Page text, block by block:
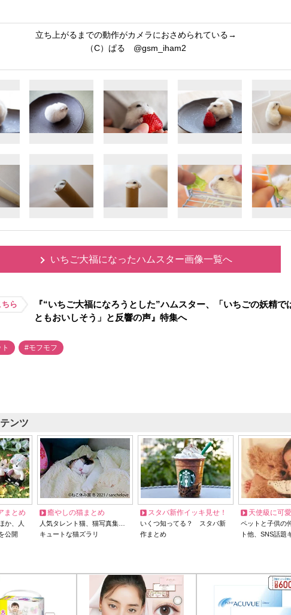
立ち上がるまでの動作がカメラにおさめられている→
（C）ぱる @gsm_iham2
いちご大福になったハムスター画像一覧へ
ら
『“いちご大福になろうとした”ハムスター、「いちごの妖精で
ともおいしそう」と反響の声』特集へ
#モフモフ
ンツ
まとめ
か、人
公開
癒やしの猫まとめ
人気タレント猫、猫写真集…
キュートな猫ズラリ
スタバ新作イッキ見せ！
いくつ知ってる？ スタバ新
作まとめ
天使級に可
ペットと子供の
ト他、SNS話題